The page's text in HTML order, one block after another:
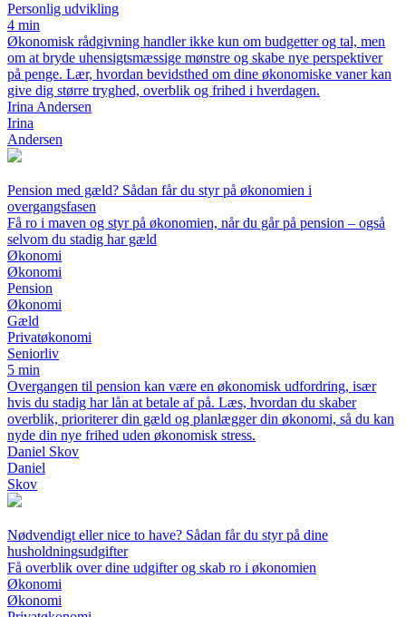
Personlig udvikling
4 min
Økonomisk rådgivning handler ikke kun om budgetter og tal, men
om at bryde uhensigtsmæssige mønstre og skabe nye perspektiver
på penge. Lær, hvordan bevidsthed om dine økonomiske vaner kan
give dig større tryghed, overblik og frihed i hverdagen.
Irina Andersen
Irina
Andersen
Pension med gæld? Sådan får du styr på økonomien i
overgangsfasen
Få ro i maven og styr på økonomien, når du går på pension – også
selvom du stadig har gæld
Økonomi
Økonomi
Pension
Økonomi
Gæld
Privatøkonomi
Seniorliv
5 min
Overgangen til pension kan være en økonomisk udfordring, især
hvis du stadig har lån at betale af på. Læs, hvordan du skaber
overblik, prioriterer din gæld og planlægger din økonomi, så du kan
nyde din nye frihed uden økonomisk stress.
Daniel Skov
Daniel
Skov
Nødvendigt eller nice to have? Sådan får du styr på dine
husholdningsudgifter
Få overblik over dine udgifter og skab ro i økonomien
Økonomi
Økonomi